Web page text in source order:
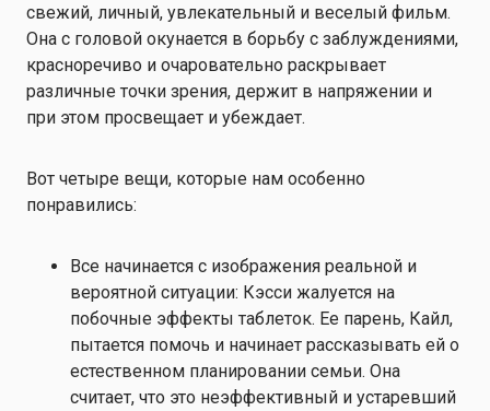
свежий, личный, увлекательный и веселый фильм.
Она с головой окунается в борьбу с заблуждениями,
красноречиво и очаровательно раскрывает
различные точки зрения, держит в напряжении и
при этом просвещает и убеждает.
Вот четыре вещи, которые нам особенно
понравились:
Все начинается с изображения реальной и
вероятной ситуации: Кэсси жалуется на
побочные эффекты таблеток. Ее парень, Кайл,
пытается помочь и начинает рассказывать ей о
естественном планировании семьи. Она
считает, что это неэффективный и устаревший